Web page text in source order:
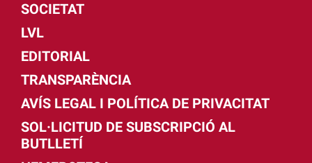
SOCIETAT
LVL
EDITORIAL
TRANSPARÈNCIA
AVÍS LEGAL I POLÍTICA DE PRIVACITAT
SOL·LICITUD DE SUBSCRIPCIÓ AL
BUTLLETÍ